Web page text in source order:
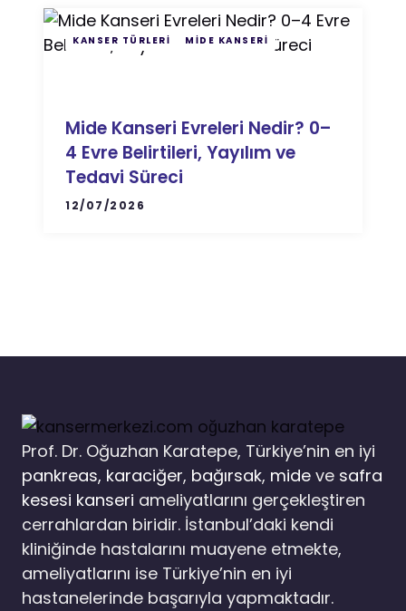
KANSER TÜRLERI MIDE KANSERI
Mide Kanseri Evreleri Nedir? 0–
4 Evre Belirtileri, Yayılım ve
Tedavi Süreci
12/07/2026
Prof. Dr. Oğuzhan Karatepe, Türkiye’nin en iyi
pankreas, karaciğer, bağırsak, mide ve safra
kesesi kanseri ameliyatlarını gerçekleştiren
cerrahlardan biridir. İstanbul’daki kendi
kliniğinde hastalarını muayene etmekte,
ameliyatlarını ise Türkiye’nin en iyi
hastanelerinde başarıyla yapmaktadır.